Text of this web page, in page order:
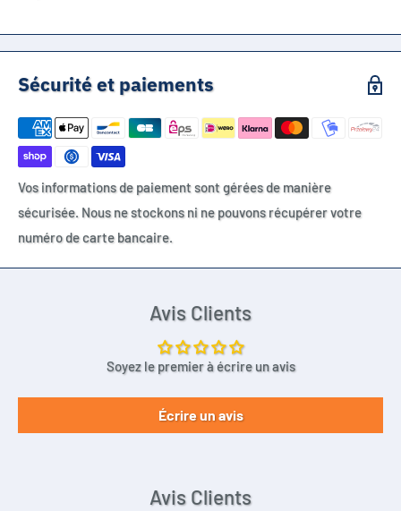
Sécurité et paiements
Vos informations de paiement sont gérées de manière
sécurisée. Nous ne stockons ni ne pouvons récupérer votre
numéro de carte bancaire.
Avis Clients
Soyez le premier à écrire un avis
Écrire un avis
Avis Clients